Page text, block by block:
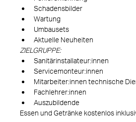
Schadensbilder
Wartung
Umbausets
Aktuelle Neuheiten
ZIELGRUPPE:
Sanitärinstallateur:innen
Servicemonteur:innen
Mitarbeiter:innen technische
Fachlehrer:innen
Auszubildende
Essen und Getränke kostenlos